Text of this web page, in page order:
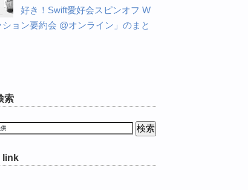
好き！Swift愛好会スピンオフ W
ョン要約会 @オンライン」のまと
索
link